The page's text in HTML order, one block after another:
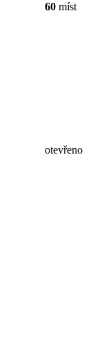
60 míst
otevřeno